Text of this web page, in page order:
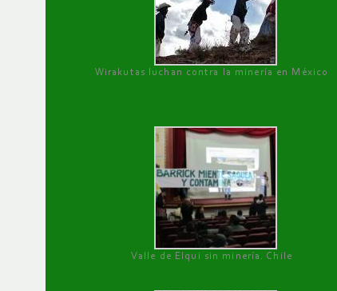
Wirakutas luchan contra la minería en México
Valle de Elqui sin minería. Chile